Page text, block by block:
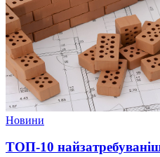
Новини
ТОП-10